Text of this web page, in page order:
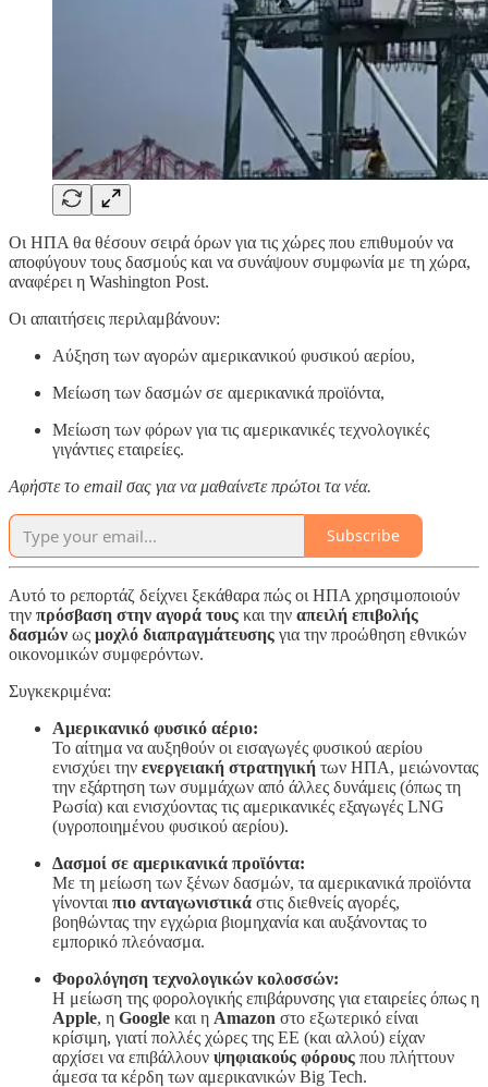
Οι ΗΠΑ θα θέσουν σειρά όρων για τις χώρες που επιθυμούν να
αποφύγουν τους δασμούς και να συνάψουν συμφωνία με τη χώρα,
αναφέρει η Washington Post.
Οι απαιτήσεις περιλαμβάνουν:
Αύξηση των αγορών αμερικανικού φυσικού αερίου,
Μείωση των δασμών σε αμερικανικά προϊόντα,
Μείωση των φόρων για τις αμερικανικές τεχνολογικές
γιγάντιες εταιρείες.
Αφἠστε το email σας για να μαθαίνετε πρώτοι τα νέα.
Subscribe
Αυτό το ρεπορτάζ δείχνει ξεκάθαρα πώς οι ΗΠΑ χρησιμοποιούν
την πρόσβαση στην αγορά τους και την απειλή επιβολής
δασμών ως μοχλό διαπραγμάτευσης για την προώθηση εθνικών
οικονομικών συμφερόντων.
Συγκεκριμένα:
Αμερικανικό φυσικό αέριο:
Το αίτημα να αυξηθούν οι εισαγωγές φυσικού αερίου
ενισχύει την ενεργειακή στρατηγική των ΗΠΑ, μειώνοντας
την εξάρτηση των συμμάχων από άλλες δυνάμεις (όπως τη
Ρωσία) και ενισχύοντας τις αμερικανικές εξαγωγές LNG
(υγροποιημένου φυσικού αερίου).
Δασμοί σε αμερικανικά προϊόντα:
Με τη μείωση των ξένων δασμών, τα αμερικανικά προϊόντα
γίνονται πιο ανταγωνιστικά στις διεθνείς αγορές,
βοηθώντας την εγχώρια βιομηχανία και αυξάνοντας το
εμπορικό πλεόνασμα.
Φορολόγηση τεχνολογικών κολοσσών:
Η μείωση της φορολογικής επιβάρυνσης για εταιρείες όπως η
Apple, η Google και η Amazon στο εξωτερικό είναι
κρίσιμη, γιατί πολλές χώρες της ΕΕ (και αλλού) είχαν
αρχίσει να επιβάλλουν ψηφιακούς φόρους που πλήττουν
άμεσα τα κέρδη των αμερικανικών Big Tech.